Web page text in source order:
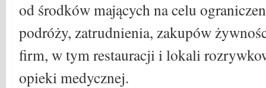
od środków mających na celu
podróży, zatrudnienia, zakupów
firm, w tym restauracji i lokali
opieki medycznej.